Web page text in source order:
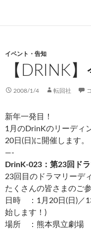
イベント・告知
【DRINK
2008/1/4 転回社
新年一発目！
1月のDrinKのリーディ
20日(日)に開催します。
—-
DrinK-023：第23回ド
23回目のドラマリーデ
たくさんの皆さまのご
日時 ：1月20日(日)／
始します！)
場所 ：熊本県立劇場